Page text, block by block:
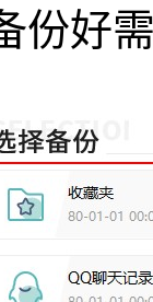
份好